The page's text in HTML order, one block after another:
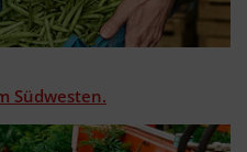
Südwesten.